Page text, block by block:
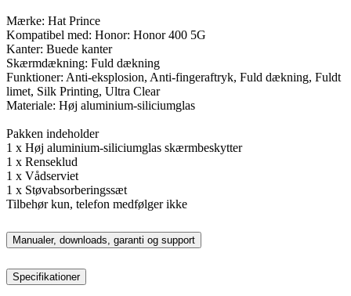
Mærke: Hat Prince
Kompatibel med: Honor: Honor 400 5G
Kanter: Buede kanter
Skærmdækning: Fuld dækning
Funktioner: Anti-eksplosion, Anti-fingeraftryk, Fuld dækning, Fuldt
limet, Silk Printing, Ultra Clear
Materiale: Høj aluminium-siliciumglas
Pakken indeholder
1 x Høj aluminium-siliciumglas skærmbeskytter
1 x Renseklud
1 x Vådserviet
1 x Støvabsorberingssæt
Tilbehør kun, telefon medfølger ikke
Manualer, downloads, garanti og support
Specifikationer